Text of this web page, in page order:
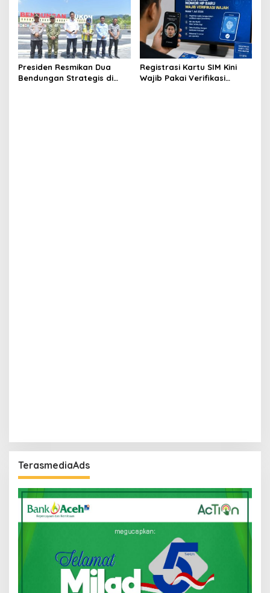
Presiden Resmikan Dua
Bendungan Strategis di
Registrasi Kartu SIM Kini
Wajib Pakai Verifikasi
TerasmediaAds